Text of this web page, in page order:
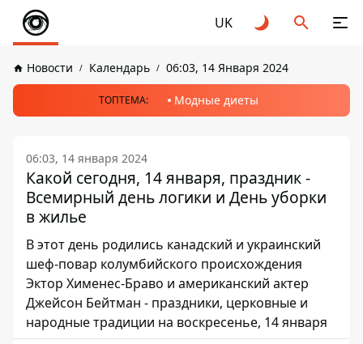
UK
Новости Календарь 06:03, 14 Января 2024
ТОПТЕМА: Модные диеты
06:03, 14 января 2024
Какой сегодня, 14 января, праздник -
Всемирный день логики и День уборки
в жилье
В этот день родились канадский и украинский
шеф-повар колумбийского происхождения
Эктор Хименес-Браво и американский актер
Джейсон Бейтман - праздники, церковные и
народные традиции на воскресенье, 14 января